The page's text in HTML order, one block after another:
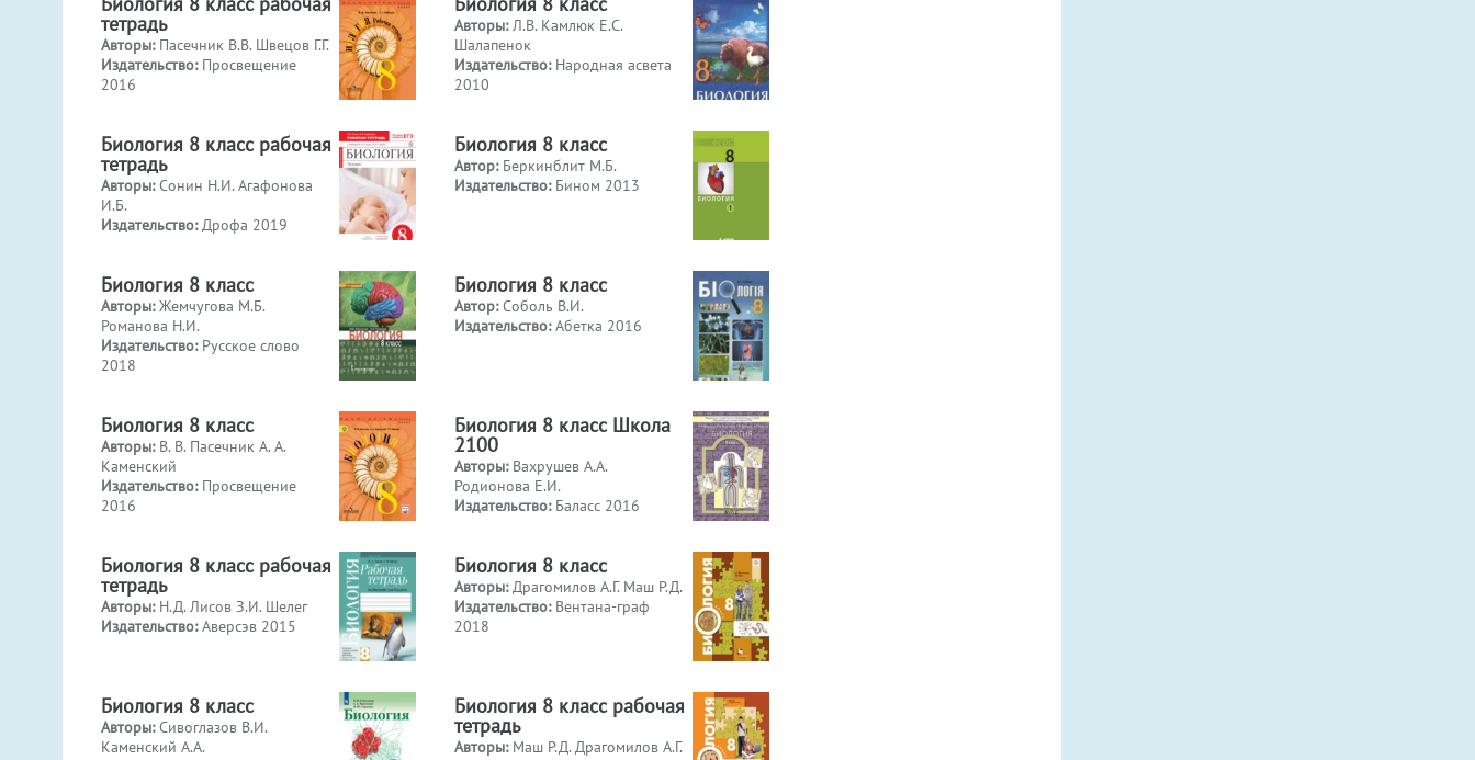
тетрадь
Авторы: Пасечник В.В. Швецов Г.Г.
Издательство: Просвещение
2016
Авторы:Л.В. Камлюк Е.С.
Шалапенок
Издательство: Народная асвета
2010
Биология 8 класс рабочая
тетрадь
Авторы:Сонин Н.И. Агафонова
И.Б.
Издательство:Дрофа 2019
Биология 8 класс
Автор: Беркинблит М.Б.
Издательство: Бином 2013
Биология 8 класс
Авторы:Жемчугова М.Б.
Романова Н.И.
Издательство: Русское слово
2018
Биология 8 класс
Автор:Соболь В.И.
Издательство:Абетка 2016
Биология 8 класс
Авторы: В. В. Пасечник А. А.
Каменский
Издательство: Просвещение
2016
Биология 8 класс Школа
2100
Авторы: Вахрушев А.А.
Родионова Е.И.
Издательство: Баласс 2016
Биология 8 класс рабочая
тетрадь
Авторы: Н.Д. Лисов З.И. Шелег
Издательство:Аверсэв 2015
Биология 8 класс
Авторы:Драгомилов А.Г. Маш Р.Д.
Издательство: Вентана-граф
2018
Биология 8 класс
Авторы:Сивоглазов В.И.
Каменский А.А.
Биология 8 класс рабочая
тетрадь
Авторы: Маш Р.Д. Драгомилов А.Г.